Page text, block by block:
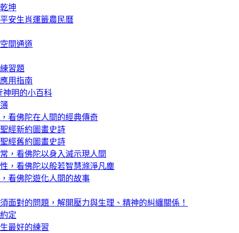
坤
安生肖運籤農民曆
間通道
習題
用指南
神明的小百科
看佛陀在人間的經典傳奇
經新約圖畫史詩
經舊約圖畫史詩
，看佛陀以身入滅示現人間
，看佛陀以般若智慧滌淨凡塵
看佛陀遊化人間的故事
面對的問題，解開壓力與生理、精神的糾纏關係！
定
最好的練習